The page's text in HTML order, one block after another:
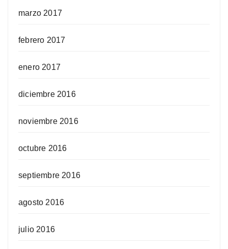
marzo 2017
febrero 2017
enero 2017
diciembre 2016
noviembre 2016
octubre 2016
septiembre 2016
agosto 2016
julio 2016